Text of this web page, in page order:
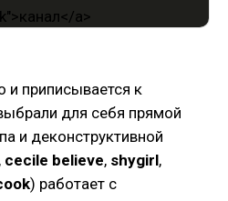
и приписывается к
для себя прямой
и деконструктивной
, cecile believe, shygirl,
) работает с